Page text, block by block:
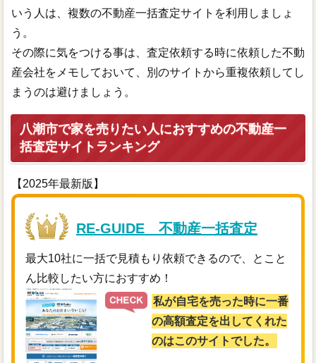
いう人は、複数の不動産一括査定サイトを利用しましょ
う。
その際に気をつける事は、査定依頼する時に依頼した不動
産会社をメモしておいて、別のサイトから重複依頼してし
まうのは避けましょう。
八潮市で家を売りたい人におすすめの不動産一
括査定サイトランキング
【2025年最新版】
RE-GUIDE 不動産一括査定
最大10社に一括で見積もり依頼できるので、とこと
ん比較したい方におすすめ！
私が自宅を売った時に一番
の高額査定を出してくれた
のはこのサイトでした。